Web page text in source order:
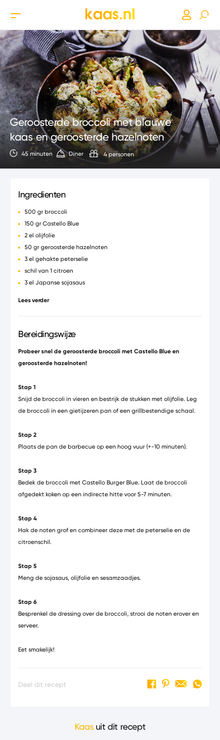
Geroosterde broccoli met blauwe
kaas en geroosterde hazelnoten
45 minuten Diner 4 personen
Ingredienten
500 gr broccoli
150 gr Castello Blue
2 el olijfolie
50 gr geroosterde hazelnoten
3 el gehakte peterselie
schil van 1 citroen
3 el Japanse sojasaus
Lees verder
Bereidingswijze
Probeer snel de geroosterde broccoli met Castello Blue en
geroosterde hazelnoten!
Stap 1
Snijd de broccoli in vieren en bestrijk de stukken met olijfolie. Leg
de broccoli in een gietijzeren pan of een grillbestendige schaal.
Stap 2
Plaats de pan de barbecue op een hoog vuur (+-10 minuten).
Stap 3
Bedek de broccoli met Castello Burger Blue. Laat de broccoli
afgedekt koken op een indirecte hitte voor 5-7 minuten.
Stap 4
Hak de noten grof en combineer deze met de peterselie en de
citroenschil.
Stap 5
Meng de sojasaus, olijfolie en sesamzaadjes.
Stap 6
Besprenkel de dressing over de broccoli, strooi de noten erover en
serveer.
Eet smakelijk!
Deel dit recept
Kaasuit dit recept